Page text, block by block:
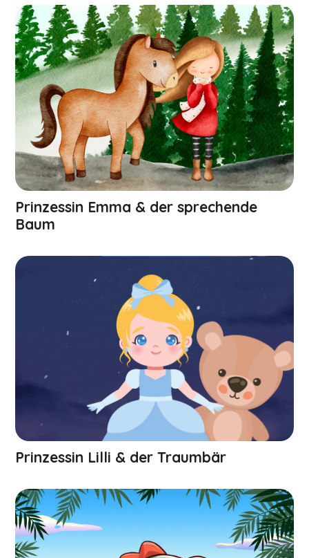
Prinzessin Emma & der sprechende
Baum
Prinzessin Lilli & der Traumbär